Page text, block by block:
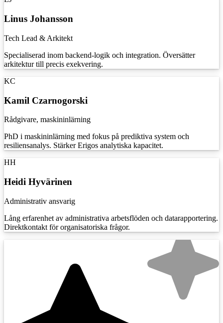
Linus Johansson
Tech Lead & Arkitekt
Specialiserad inom backend-logik och integration. Översätter
arkitektur till precis exekvering.
KC
Kamil Czarnogorski
Rådgivare, maskininlärning
PhD i maskininlärning med fokus på prediktiva system och
resiliensanalys. Stärker Erigos analytiska kapacitet.
HH
Heidi Hyvärinen
Administrativ ansvarig
Lång erfarenhet av administrativa arbetsflöden och datarapportering.
Direktkontakt för organisatoriska frågor.